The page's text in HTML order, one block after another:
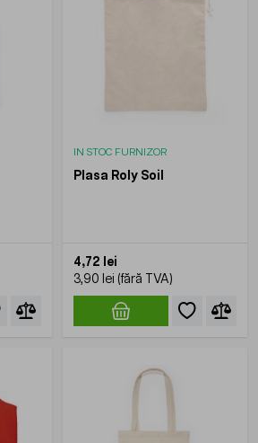
IN STOC FURNIZOR
Plasa Roly Soil
4,72 lei
3,90 lei